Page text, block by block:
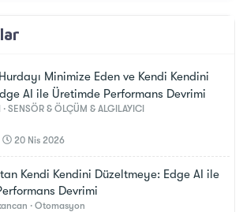
Hurdayı Minimize Eden ve Kendi Kendini
AI ile Üretimde Performans Devrimi
SENSÖR & ÖLÇÜM & ALGILAYICI
20 Nis 2026
Kendi Kendini Düzeltmeye: Edge AI ile
Devrimi
Otomasyon